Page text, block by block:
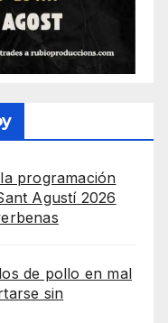
programación
Agustí 2026
de pollo en mal
sin